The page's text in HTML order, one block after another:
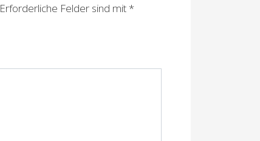
Erforderliche Felder sind mit*